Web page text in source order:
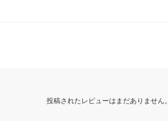
投稿されたレビューはまだありません。